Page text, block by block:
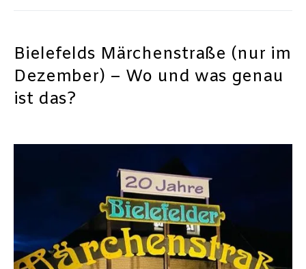
Bielefelds Märchenstraße (nur im
Dezember) – Wo und was genau
ist das?